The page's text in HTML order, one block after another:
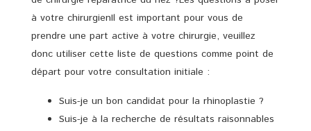
à votre chirurgienIl est important pour vous de
prendre une part active à votre chirurgie, veuillez
donc utiliser cette liste de questions comme point de
départ pour votre consultation initiale :
Suis-je un bon candidat pour la rhinoplastie ?
Suis-je à la recherche de résultats raisonnables